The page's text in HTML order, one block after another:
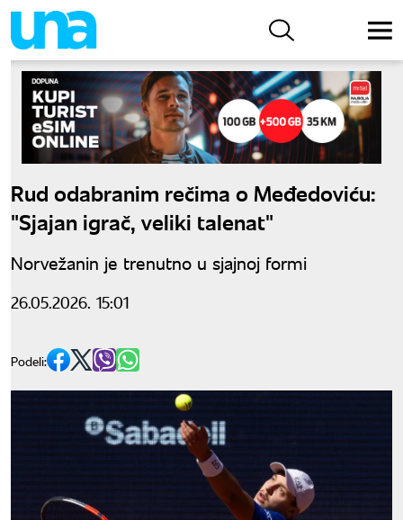
Rud odabranim rečima o Međedoviću:
"Sjajan igrač, veliki talenat"
Norvežanin je trenutno u sjajnoj formi
26.05.2026. 15:01
Podeli: